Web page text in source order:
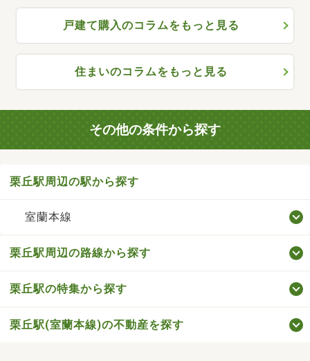
戸建て購入のコラムをもっと見る
住まいのコラムをもっと見る
その他の条件から探す
栗丘駅周辺の駅から探す
室蘭本線
栗丘駅周辺の路線から探す
栗丘駅の特集から探す
栗丘駅(室蘭本線)の不動産を探す